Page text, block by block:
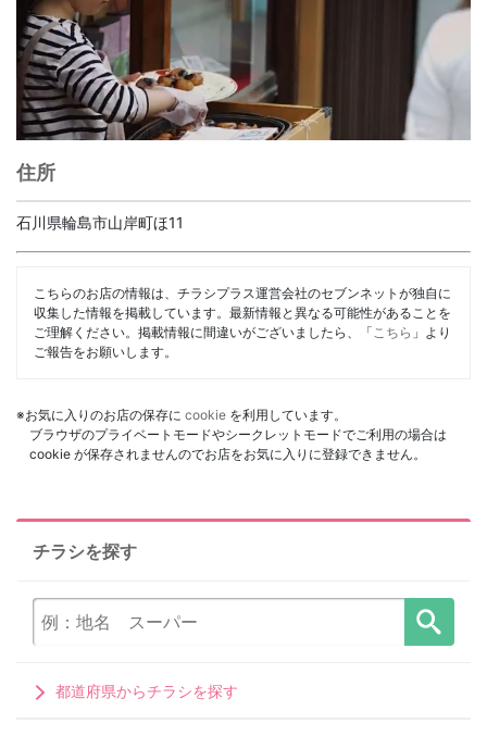
住所
石川県輪島市山岸町ほ11
こちらのお店の情報は、チラシプラス運営会社のセブンネットが独自に
収集した情報を掲載しています。最新情報と異なる可能性があることを
ご理解ください。掲載情報に間違いがございましたら、「 こちら 」より
ご報告をお願いします。
※お気に入りのお店の保存に cookie を利用しています。
ブラウザのプライベートモードやシークレットモードでご利用の場合は
cookie が保存されませんのでお店をお気に入りに登録できません。
チラシを探す
都道府県からチラシを探す